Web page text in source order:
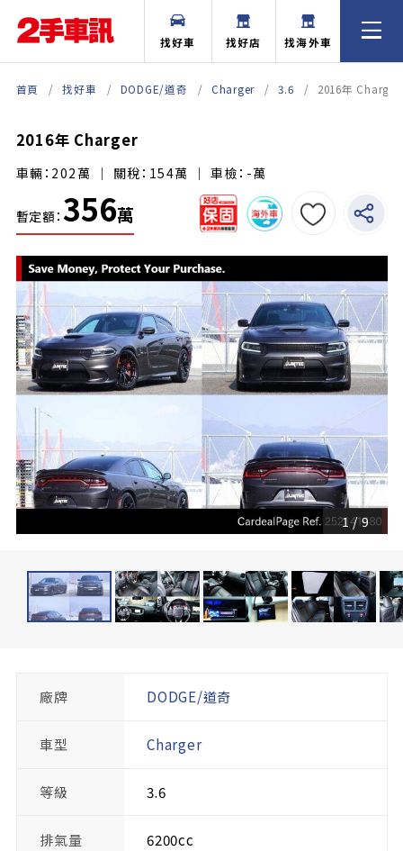
找好車 找好店 找海外車
首頁 找好車 DODGE/道奇 Charger 3.6 2016年 Charger
2016年 Charger
車輛：202萬 ｜ 關稅：154萬 ｜ 車檢：-萬
暫定額： 356萬
1/9
廠牌 DODGE/道奇
車型 Charger
等級 3.6
排氣量 6200cc